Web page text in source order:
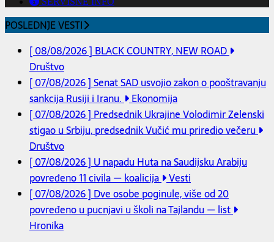
POSLEDNJE VESTI
[ 08/08/2026 ] BLACK COUNTRY, NEW ROAD
Društvo
[ 07/08/2026 ]Senat SAD usvojio zakon o pooštravanju
sankcija Rusiji i Iranu.
Ekonomija
[ 07/08/2026 ] Predsednik Ukrajine Volodimir Zelenski
stigao u Srbiju, predsednik Vučić mu priredio večeru
Društvo
[ 07/08/2026 ] U napadu Huta na Saudijsku Arabiju
povređeno 11 civila — koalicija
Vesti
[ 07/08/2026 ] Dve osobe poginule, više od 20
povređeno u pucnjavi u školi na Tajlandu — list
Hronika